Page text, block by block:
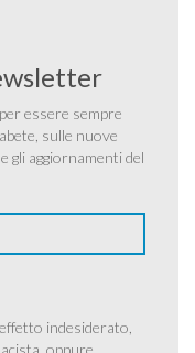
essere sempre
sulle nuove
gli aggiornamenti del
indesiderato,
oppure